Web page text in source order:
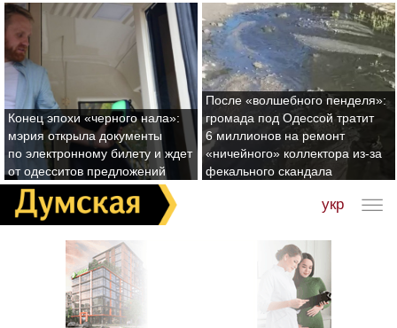
Конец эпохи «черного нала»:
мэрия открыла документы
по электронному билету и ждет
от одесситов предложений
После «волшебного пенделя»:
громада под Одессой тратит
6 миллионов на ремонт
«ничейного» коллектора из-за
фекального скандала
укр